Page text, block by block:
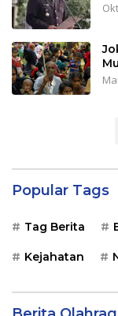
Popular Tags
Tag Berita
Kejahatan